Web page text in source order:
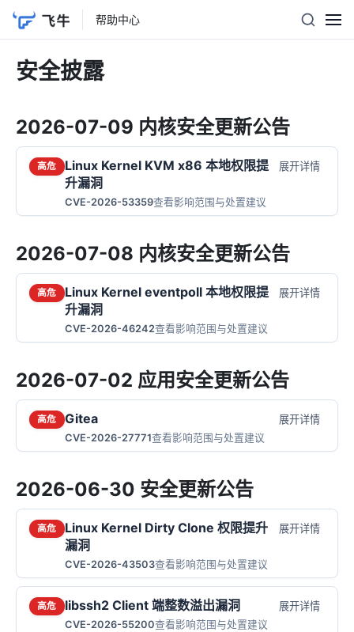
帮助中心
安全披露
2026-07-09 内核安全更新公告
高危
Linux Kernel KVM x86 本地权限提
升漏洞
CVE-2026-53359查看影响范围与处置建议
展开详情
2026-07-08 内核安全更新公告
高危
Linux Kernel eventpoll 本地权限提
升漏洞
CVE-2026-46242查看影响范围与处置建议
展开详情
2026-07-02 应用安全更新公告
高危 Gitea
CVE-2026-27771查看影响范围与处置建议
展开详情
2026-06-30 安全更新公告
高危
Linux Kernel Dirty Clone 权限提升
漏洞
CVE-2026-43503查看影响范围与处置建议
展开详情
高危 libssh2 Client 端整数溢出漏洞
CVE-2026-55200查看影响范围与处置建议
展开详情